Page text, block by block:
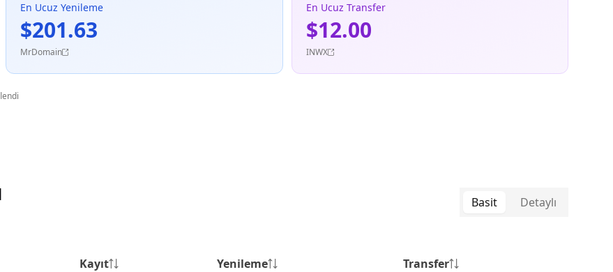
En Ucuz Yenileme
$201.63
MrDomain
En Ucuz Transfer
$12.00
INWX
Basit Detaylı
Kayıt Yenileme Transfer